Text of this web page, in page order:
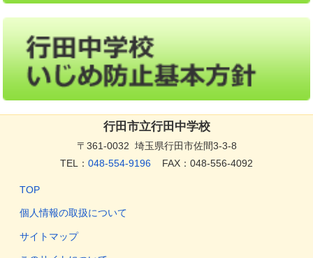
行田市立行田中学校
〒361-0032 埼玉県行田市佐間3-3-8
TEL： 048-554-9196 FAX：048-556-4092
TOP
個人情報の取扱について
サイトマップ